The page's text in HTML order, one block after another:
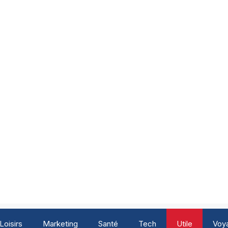
Loisirs Marketing Santé Tech Utile